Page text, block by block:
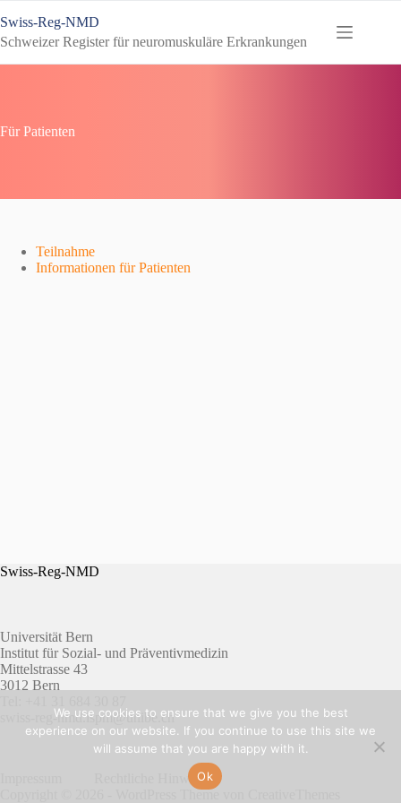
Inhalt
springen
Swiss-Reg-NMD
Schweizer Register für neuromuskuläre Erkrankungen
Für Patienten
Teilnahme
Informationen für Patienten
Swiss-Reg-NMD
Universität Bern
Institut für Sozial- und Präventivmedizin
Mittelstrasse 43
3012 Bern
swiss-reg-nmd.ispm@unibe.ch
Rechtliche Hinweise
Copyright © 2026 - WordPress Theme von
We use cookies to ensure that we give you the best
experience on our website. If you continue to use this site we
will assume that you are happy with it.
Ok